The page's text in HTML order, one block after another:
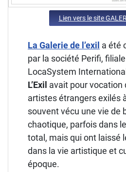
Lien vers le site
La Galerie de l’exil a été
par la société Perifi,
LocaSystem
L’Exil avait pour vocation
artistes étrangers exilés
souvent vécu une vie de
chaotique, parfois dans
total, mais qui ont laissé
dans la vie artistique et
époque.